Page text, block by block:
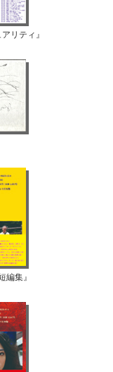
リティ』
集』